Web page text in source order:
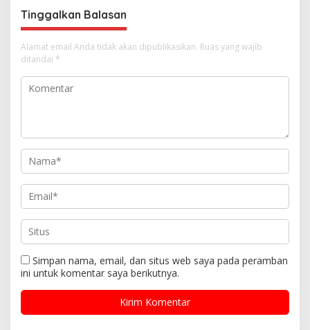
s
Tinggalkan Balasan
Alamat email Anda tidak akan dipublikasikan. Ruas yang wajib
ditandai *
Simpan nama, email, dan situs web saya pada peramban
ini untuk komentar saya berikutnya.